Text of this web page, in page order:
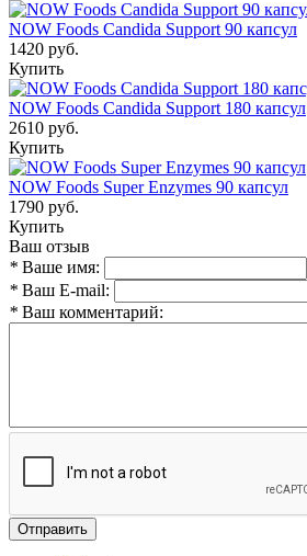
NOW Foods Candida Support 90 капсул
1420 руб.
Купить
NOW Foods Candida Support 180 капсул
2610 руб.
Купить
NOW Foods Super Enzymes 90 капсул
1790 руб.
Купить
Ваш отзыв
* Ваше имя:
* Ваш E-mail:
* Ваш комментарий:
Отправить